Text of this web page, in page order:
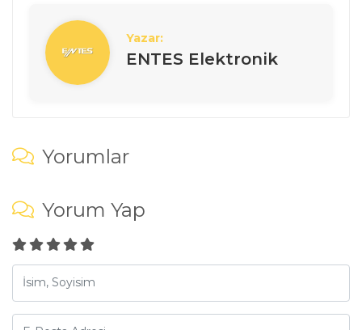
Yazar:
ENTES Elektronik
Yorumlar
Yorum Yap